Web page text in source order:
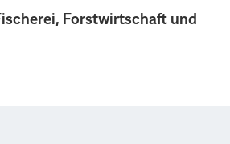
Forstwirtschaft und